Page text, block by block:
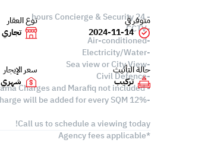
- 24 hours Concierge & Security
-CCTV
-Air-conditioned
-Electricity/Water
-Sea view or City View
-Civil Defence
- Kahrama Charges and Marafiq not included
-12% Service Charge will be added for every SQM
Call us to schedule a viewing today!
*Agency fees applicable
متوفر في
2024-11-14
نوع العقار
تجاري
حالة التأثيث
تركيب
سعر الإيجار
شهري